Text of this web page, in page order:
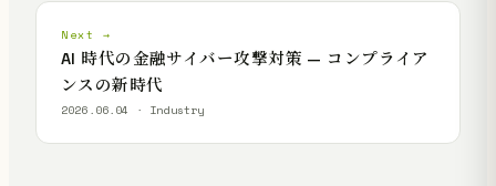
Next →
AI 時代の金融サイバー攻撃対策 — コンプライア
ンスの新時代
2026.06.04 · Industry